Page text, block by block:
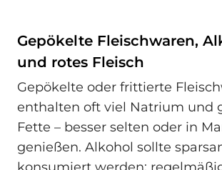
Gepökelte Fleischwaren,
und rotes Fleisch
Gepökelte oder frittierte
enthalten oft viel Natrium und
Fette – besser selten oder in
genießen. Alkohol sollte